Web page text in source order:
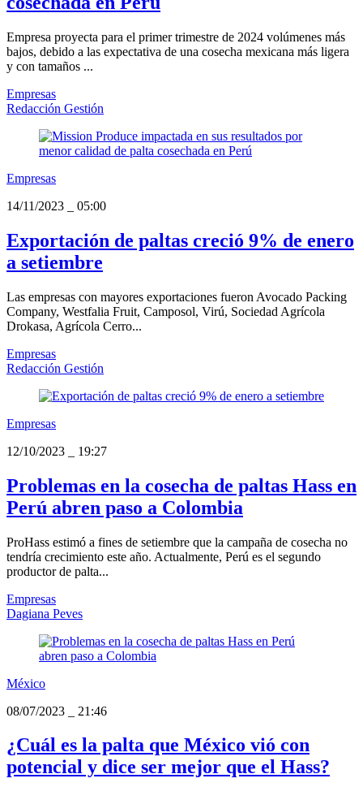
Empresa proyecta para el primer trimestre de 2024 volúmenes más
bajos, debido a las expectativa de una cosecha mexicana más ligera
y con tamaños ...
Empresas
Redacción Gestión
Empresas
14/11/2023
05:00
Exportación de paltas creció 9% de enero
a setiembre
Las empresas con mayores exportaciones fueron Avocado Packing
Company, Westfalia Fruit, Camposol, Virú, Sociedad Agrícola
Drokasa, Agrícola Cerro...
Empresas
Redacción Gestión
Empresas
12/10/2023
19:27
Problemas en la cosecha de paltas Hass en
Perú abren paso a Colombia
ProHass estimó a fines de setiembre que la campaña de cosecha no
tendría crecimiento este año. Actualmente, Perú es el segundo
productor de palta...
Empresas
Dagiana Peves
México
08/07/2023
21:46
¿Cuál es la palta que México vió con
potencial y dice ser mejor que el Hass?